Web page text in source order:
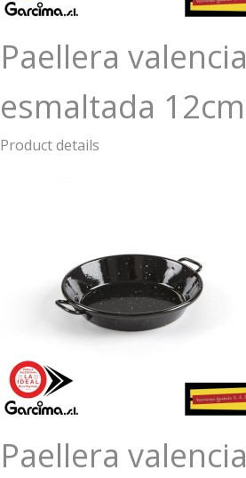
Paellera
esmaltada
Product details
Paellera